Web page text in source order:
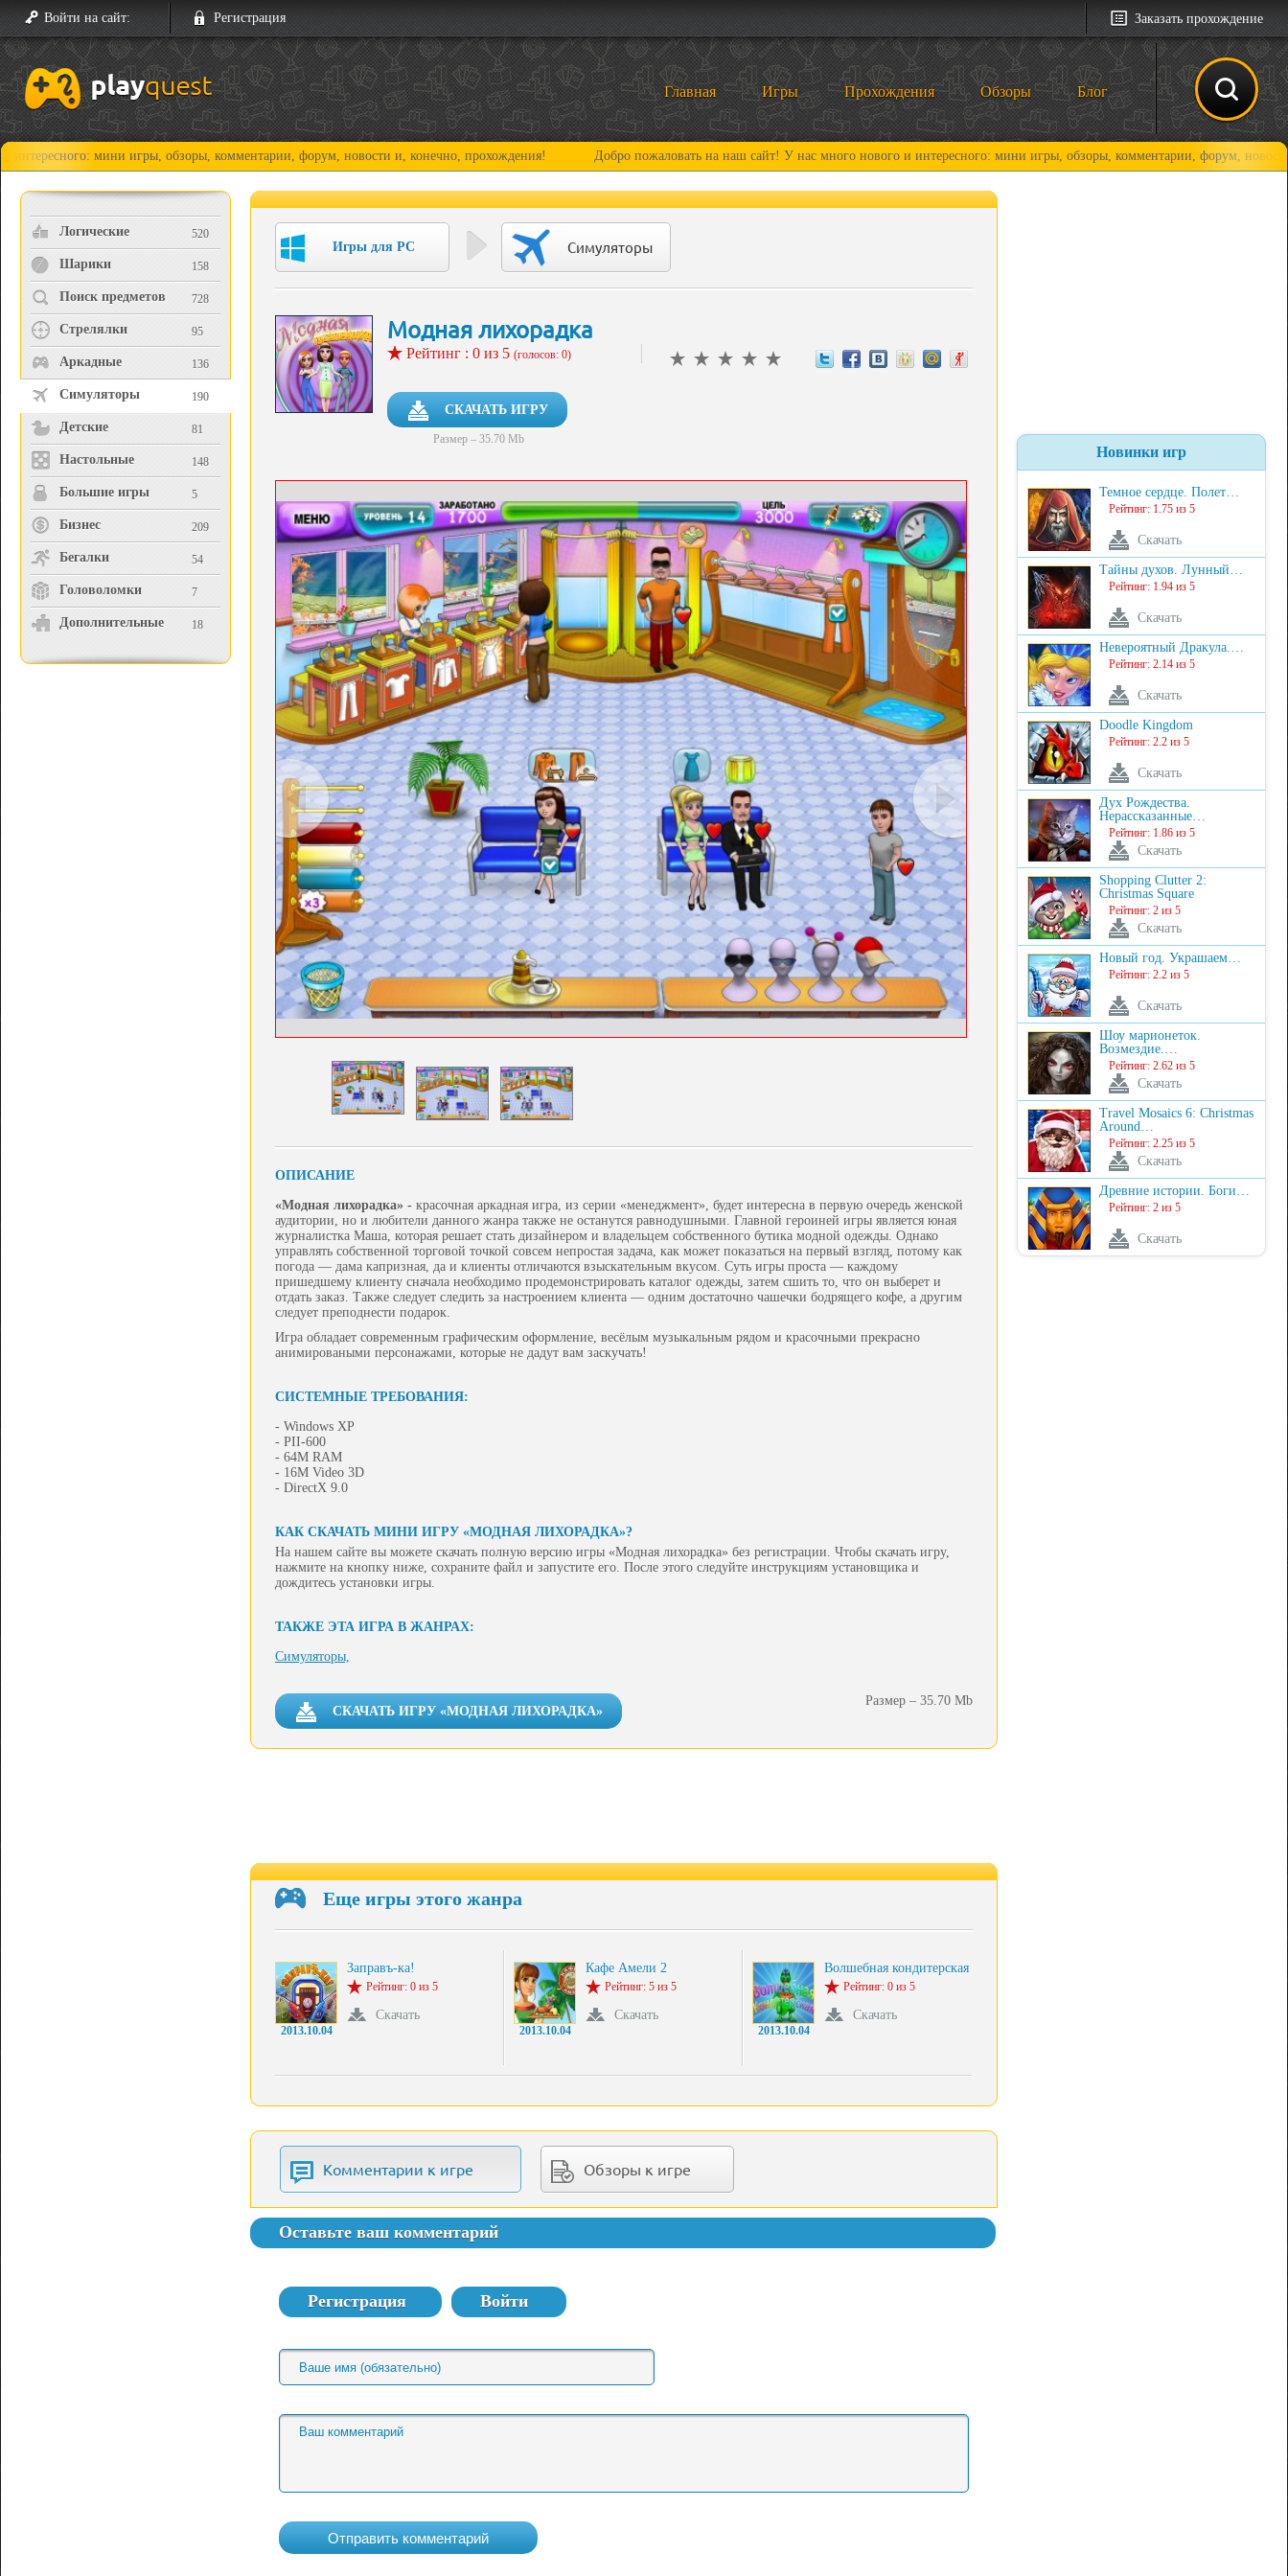
Войти на сайт: Регистрация Заказать прохождение
Главная Игры Прохождения Обзоры Блог
мини игры, обзоры, комментарии, форум, новости и, конечно, прохождения! Добро пожаловать на наш сайт! У нас много нового и интересного: мини игры, обзоры, комментарии, форум, новости и,
Логические 520
Шарики 158
Поиск предметов 728
Стрелялки 95
Аркадные 136
Симуляторы 190
Детские 81
Настольные 148
Большие игры 5
Бизнес 209
Бегалки 54
Головоломки 7
Дополнительные 18
Игры для PC Симуляторы
Модная лихорадка
Рейтинг : 0 из 5 (голосов: 0)
СКАЧАТЬ ИГРУ
Размер – 35.70 Mb
ОПИСАНИЕ
«Модная лихорадка» - красочная аркадная игра, из серии «менеджмент», будет интересна в первую очередь женской
аудитории, но и любители данного жанра также не останутся равнодушными. Главной героиней игры является юная
журналистка Маша, которая решает стать дизайнером и владельцем собственного бутика модной одежды. Однако
управлять собственной торговой точкой совсем непростая задача, как может показаться на первый взгляд, потому как
погода — дама капризная, да и клиенты отличаются взыскательным вкусом. Суть игры проста — каждому
пришедшему клиенту сначала необходимо продемонстрировать каталог одежды, затем сшить то, что он выберет и
отдать заказ. Также следует следить за настроением клиента — одним достаточно чашечки бодрящего кофе, а другим
следует преподнести подарок.
Игра обладает современным графическим оформление, весёлым музыкальным рядом и красочными прекрасно
анимироваными персонажами, которые не дадут вам заскучать!
СИСТЕМНЫЕ ТРЕБОВАНИЯ:
- Windows XP
- PII-600
- 64M RAM
- 16M Video 3D
- DirectX 9.0
КАК СКАЧАТЬ МИНИ ИГРУ «МОДНАЯ ЛИХОРАДКА»?
На нашем сайте вы можете скачать полную версию игры «Модная лихорадка» без регистрации. Чтобы скачать игру,
нажмите на кнопку ниже, сохраните файл и запустите его. После этого следуйте инструкциям установщика и
дождитесь установки игры.
ТАКЖЕ ЭТА ИГРА В ЖАНРАХ:
Симуляторы,
СКАЧАТЬ ИГРУ «МОДНАЯ ЛИХОРАДКА»
Размер – 35.70 Mb
Еще игры этого жанра
2013.10.04
Заправъ-ка!
Рейтинг: 0 из 5
Скачать
2013.10.04
Кафе Амели 2
Рейтинг: 5 из 5
Скачать
2013.10.04
Волшебная кондитерская
Рейтинг: 0 из 5
Скачать
Комментарии к игре Обзоры к игре
Оставьте ваш комментарий
Регистрация Войти
Новинки игр
Темное сердце. Полет…
Рейтинг: 1.75 из 5
Скачать
Тайны духов. Лунный…
Рейтинг: 1.94 из 5
Скачать
Невероятный Дракула.…
Рейтинг: 2.14 из 5
Скачать
Doodle Kingdom
Рейтинг: 2.2 из 5
Скачать
Дух Рождества.
Нерассказанные…
Рейтинг: 1.86 из 5
Скачать
Shopping Clutter 2:
Christmas Square
Рейтинг: 2 из 5
Скачать
Новый год. Украшаем…
Рейтинг: 2.2 из 5
Скачать
Шоу марионеток.
Возмездие.…
Рейтинг: 2.62 из 5
Скачать
Travel Mosaics 6: Christmas
Around…
Рейтинг: 2.25 из 5
Скачать
Древние истории. Боги…
Рейтинг: 2 из 5
Скачать